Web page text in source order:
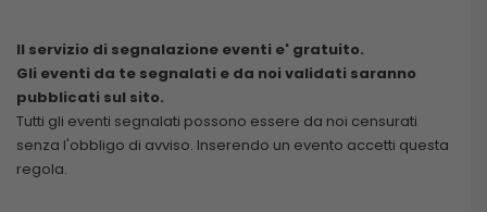
Il servizio di segnalazione eventi e' gratuito.
Gli eventi da te segnalati e da noi validati saranno
pubblicati sul sito.
Tutti gli eventi segnalati possono essere da noi censurati
senza l'obbligo di avviso. Inserendo un evento accetti questa
regola.